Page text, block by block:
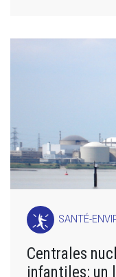
SANTÉ-
Centrales
infantiles: un